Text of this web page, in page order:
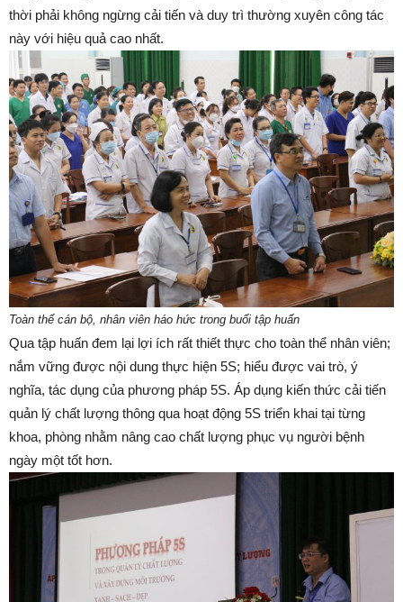
thời phải không ngừng cải tiến và duy trì thường xuyên công tác
này với hiệu quả cao nhất.
Toàn thể cán bộ, nhân viên háo hức trong buổi tập huấn
Qua tập huấn đem lại lợi ích rất thiết thực cho toàn thể nhân viên;
nắm vững được nội dung thực hiện 5S; hiểu được vai trò, ý
nghĩa, tác dụng của phương pháp 5S. Áp dụng kiến thức cải tiến
quản lý chất lượng thông qua hoạt động 5S triển khai tại từng
khoa, phòng nhằm nâng cao chất lượng phục vụ người bệnh
ngày một tốt hơn.